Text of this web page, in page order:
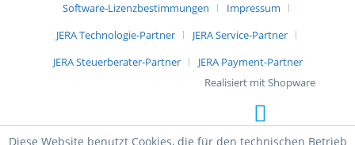
Software-Lizenzbestimmungen
Impressum
JERA Technologie-Partner
JERA Service-Partner
JERA Steuerberater-Partner
JERA Payment-Partner
Realisiert mit Shopware
Diese Website benutzt Cookies, die für den technischen Betrieb